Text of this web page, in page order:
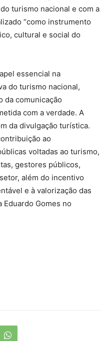
turismo nacional e com a
“como instrumento
cultural e social do
essencial na
do turismo nacional,
da comunicação
com a verdade. A
da divulgação turística.
ao
voltadas ao turismo,
gestores públicos,
além do incentivo
e à valorização das
Eduardo Gomes no